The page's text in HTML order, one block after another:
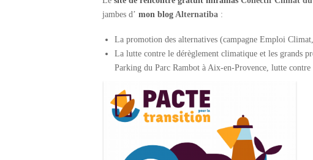
jambes d’ mon blog Alternatiba :
La promotion des alternatives (campagne Emploi
La lutte contre le dérèglement climatique et les grands
Parking du Parc Rambot à Aix-en-Provence, lutte